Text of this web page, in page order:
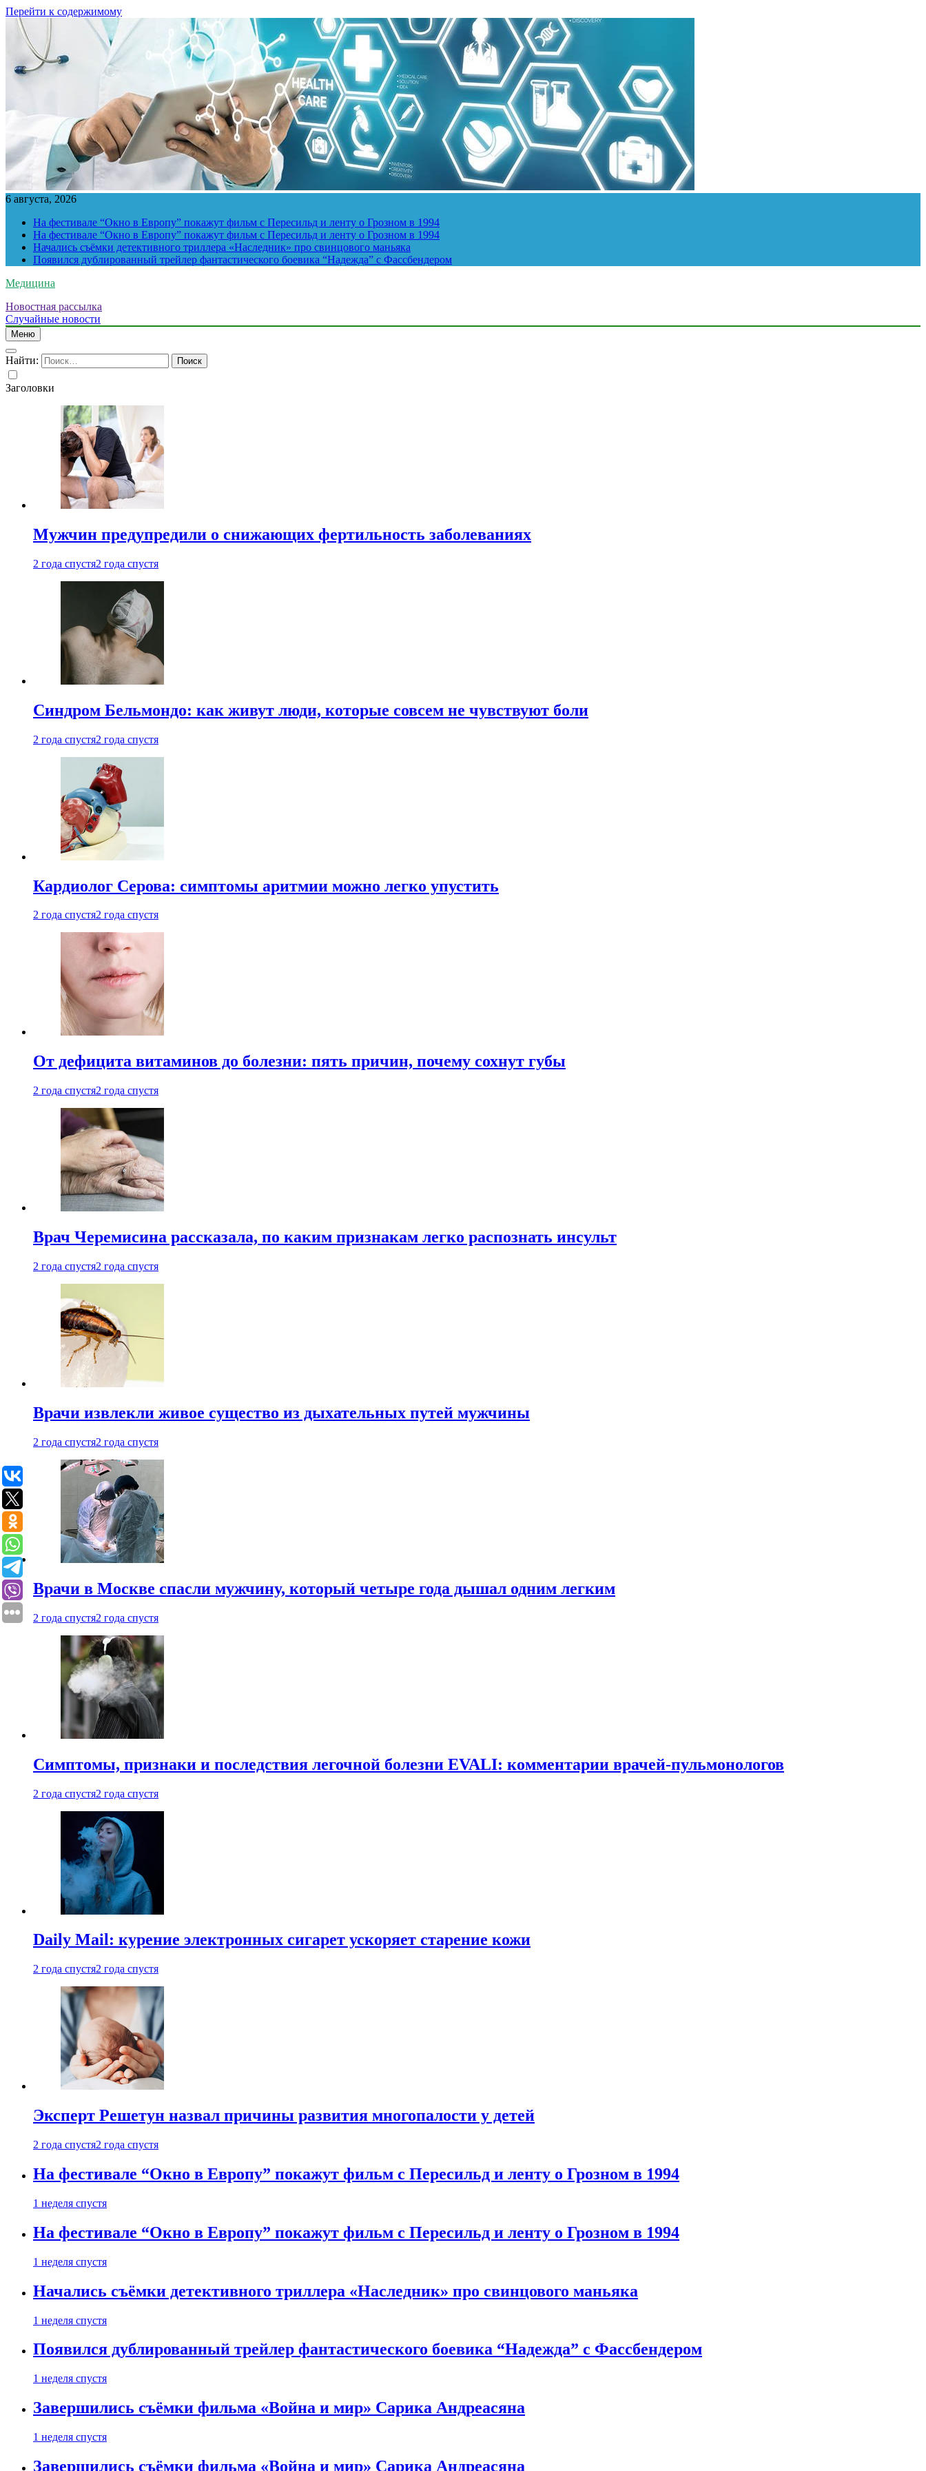
Перейти к содержимому
6 августа, 2026
На фестивале “Окно в Европу” покажут фильм с Пересильд и ленту о Грозном в 1994
На фестивале “Окно в Европу” покажут фильм с Пересильд и ленту о Грозном в 1994
Начались съёмки детективного триллера «Наследник» про свинцового маньяка
Появился дублированный трейлер фантастического боевика “Надежда” с Фассбендером
Медицина
Новостная рассылка
Случайные новости
Меню
Найти:
Заголовки
Мужчин предупредили о снижающих фертильность заболеваниях
2 года спустя2 года спустя
Синдром Бельмондо: как живут люди, которые совсем не чувствуют боли
2 года спустя2 года спустя
Кардиолог Серова: симптомы аритмии можно легко упустить
2 года спустя2 года спустя
От дефицита витаминов до болезни: пять причин, почему сохнут губы
2 года спустя2 года спустя
Врач Черемисина рассказала, по каким признакам легко распознать инсульт
2 года спустя2 года спустя
Врачи извлекли живое существо из дыхательных путей мужчины
2 года спустя2 года спустя
Врачи в Москве спасли мужчину, который четыре года дышал одним легким
2 года спустя2 года спустя
Симптомы, признаки и последствия легочной болезни EVALI: комментарии врачей-пульмонологов
2 года спустя2 года спустя
Daily Mail: курение электронных сигарет ускоряет старение кожи
2 года спустя2 года спустя
Эксперт Решетун назвал причины развития многопалости у детей
2 года спустя2 года спустя
На фестивале “Окно в Европу” покажут фильм с Пересильд и ленту о Грозном в 1994
1 неделя спустя
На фестивале “Окно в Европу” покажут фильм с Пересильд и ленту о Грозном в 1994
1 неделя спустя
Начались съёмки детективного триллера «Наследник» про свинцового маньяка
1 неделя спустя
Появился дублированный трейлер фантастического боевика “Надежда” с Фассбендером
1 неделя спустя
Завершились съёмки фильма «Война и мир» Сарика Андреасяна
1 неделя спустя
Завершились съёмки фильма «Война и мир» Сарика Андреасяна